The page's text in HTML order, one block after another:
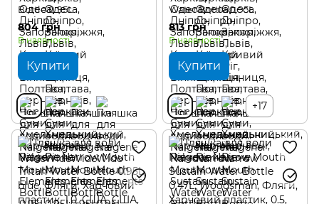
Bottle 0.95L
804 грн
В наявності
Купити
Water Bottle 0.95L
813 грн
В наявності
Купити
+17